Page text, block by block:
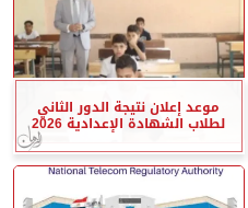
موعد إعلان نتيجة الدور الثاني
لطلاب الشهادة الإعدادية 2026